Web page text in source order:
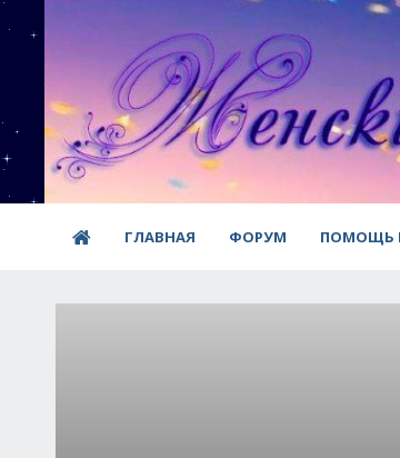
ГЛАВНАЯ ФОРУМ ПОМОЩЬ